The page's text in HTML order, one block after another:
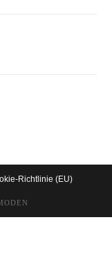
Richtlinie (EU)